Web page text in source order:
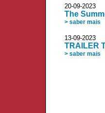
20-09-
The
> saber mais
13-09-
TRAILER
> saber mais